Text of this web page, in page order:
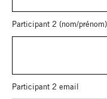
Participant 2 (nom/prénom)
Participant 2 email